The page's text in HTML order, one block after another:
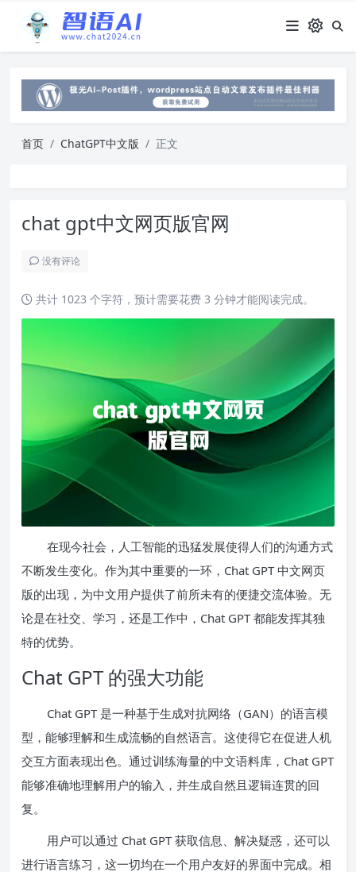
首页 ChatGPT中文版 正文
chat gpt中文网页版官网
没有评论
共计 1023 个字符，预计需要花费 3 分钟才能阅读完成。
在现今社会，人工智能的迅猛发展使得人们的沟通方式
不断发生变化。作为其中重要的一环，Chat GPT 中文网页
版的出现，为中文用户提供了前所未有的便捷交流体验。无
论是在社交、学习，还是工作中，Chat GPT 都能发挥其独
特的优势。
Chat GPT 的强大功能
Chat GPT 是一种基于生成对抗网络（GAN）的语言模
型，能够理解和生成流畅的自然语言。这使得它在促进人机
交互方面表现出色。通过训练海量的中文语料库，Chat GPT
能够准确地理解用户的输入，并生成自然且逻辑连贯的回
复。
用户可以通过 Chat GPT 获取信息、解决疑惑，还可以
进行语言练习，这一切均在一个用户友好的界面中完成。相